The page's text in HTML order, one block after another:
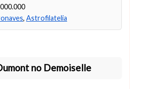
, Astrofilatelia
no Demoiselle